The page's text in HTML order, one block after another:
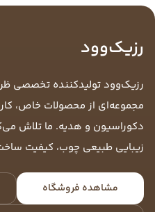
رزیک‌وود
رزیک‌وود تولیدکننده تخصصی
مجموعه‌ای از محصولات خاص،
دکوراسیون و هدیه. ما تلاش
زیبایی طبیعی چوب، کیفیت ساخت
مشاهده فروشگاه